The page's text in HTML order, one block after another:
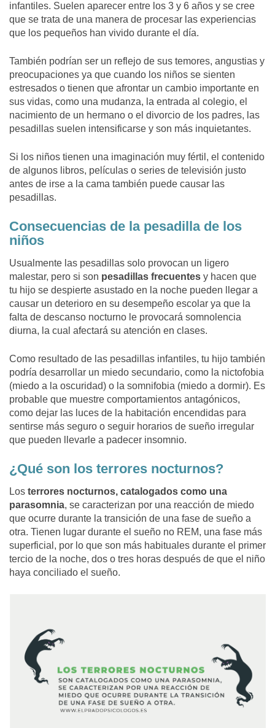
infantiles. Suelen aparecer entre los 3 y 6 años y se cree
que se trata de una manera de procesar las experiencias
que los pequeños han vivido durante el día.
También podrían ser un reflejo de sus temores, angustias y
preocupaciones ya que cuando los niños se sienten
estresados o tienen que afrontar un cambio importante en
sus vidas, como una mudanza, la entrada al colegio, el
nacimiento de un hermano o el divorcio de los padres, las
pesadillas suelen intensificarse y son más inquietantes.
Si los niños tienen una imaginación muy fértil, el contenido
de algunos libros, películas o series de televisión justo
antes de irse a la cama también puede causar las
pesadillas.
Consecuencias de la pesadilla de los
niños
Usualmente las pesadillas solo provocan un ligero
malestar, pero si son pesadillas frecuentes y hacen que
tu hijo se despierte asustado en la noche pueden llegar a
causar un deterioro en su desempeño escolar ya que la
falta de descanso nocturno le provocará somnolencia
diurna, la cual afectará su atención en clases.
Como resultado de las pesadillas infantiles, tu hijo también
podría desarrollar un miedo secundario, como la nictofobia
(miedo a la oscuridad) o la somnifobia (miedo a dormir). Es
probable que muestre comportamientos antagónicos,
como dejar las luces de la habitación encendidas para
sentirse más seguro o seguir horarios de sueño irregular
que pueden llevarle a padecer insomnio.
¿Qué son los terrores nocturnos?
Los terrores nocturnos, catalogados como una
parasomnia, se caracterizan por una reacción de miedo
que ocurre durante la transición de una fase de sueño a
otra. Tienen lugar durante el sueño no REM, una fase más
superficial, por lo que son más habituales durante el primer
tercio de la noche, dos o tres horas después de que el niño
haya conciliado el sueño.